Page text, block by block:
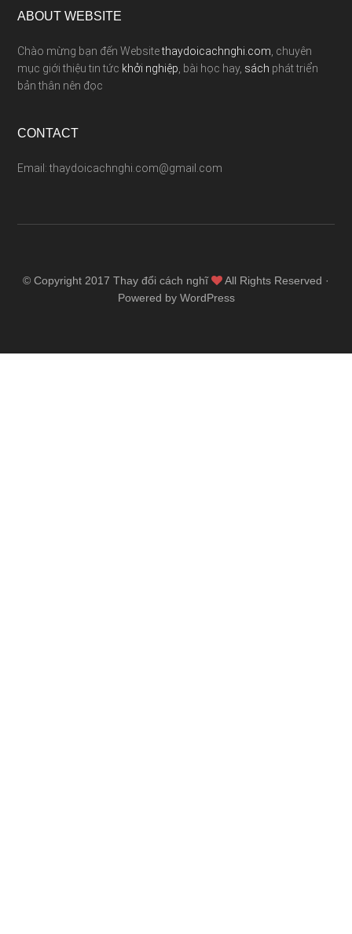
ABOUT WEBSITE
Chào mừng bạn đến Websitethaydoicachnghi.com , chuyên
mục giới thiệu tin tức khởi nghiệp , bài học hay, sách phát triển
bản thân nên đọc
CONTACT
Email: thaydoicachnghi.com@gmail.com
© Copyright 2017 Thay đổi cách nghĩ
All Rights Reserved ·
Powered by WordPress